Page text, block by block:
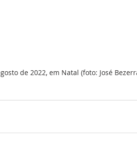
de 2022, em Natal (foto: José